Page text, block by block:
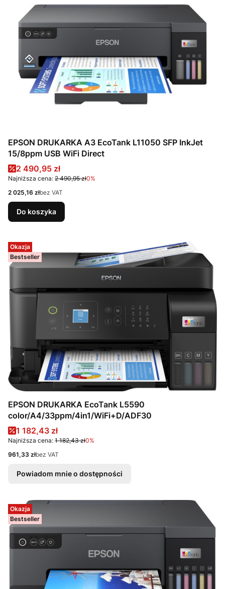
EPSON DRUKARKA A3 EcoTank L11050 SFP InkJet
15/8ppm USB WiFi Direct
Cena promocyjna
2 490,95 zł
Najniższa cena: 2 490,95 zł0%
Cena
2 025,16 złbez VAT
Do koszyka
Okazja
Bestseller
EPSON DRUKARKA EcoTank L5590
color/A4/33ppm/4in1/WiFi+D/ADF30
Cena promocyjna
1 182,43 zł
Najniższa cena: 1 182,43 zł0%
Cena
961,33 złbez VAT
Powiadom mnie o dostępności
Okazja
Bestseller